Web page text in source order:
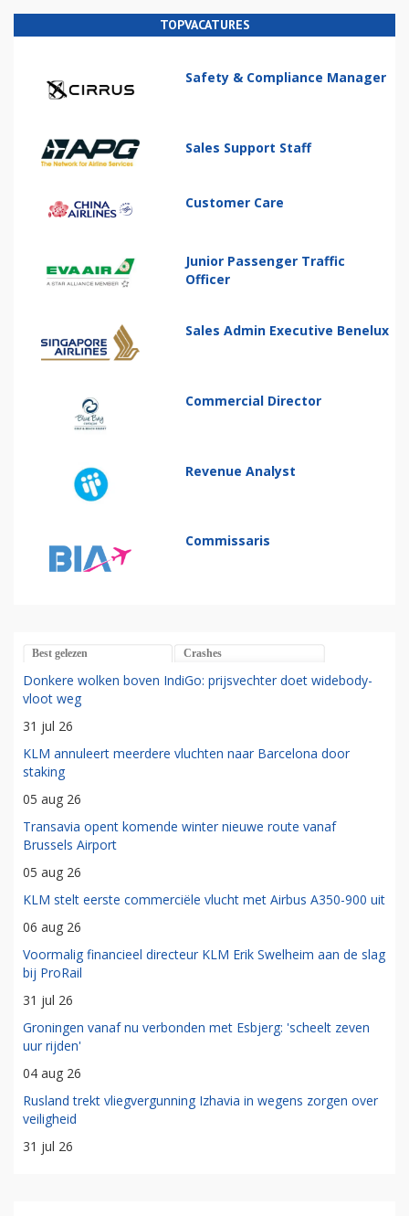
TOPVACATURES
Safety & Compliance Manager
Sales Support Staff
Customer Care
Junior Passenger Traffic
Officer
Sales Admin Executive Benelux
Commercial Director
Revenue Analyst
Commissaris
Best gelezen Crashes
Donkere wolken boven IndiGo: prijsvechter doet widebody-
vloot weg
31 jul 26
KLM annuleert meerdere vluchten naar Barcelona door
staking
05 aug 26
Transavia opent komende winter nieuwe route vanaf
Brussels Airport
05 aug 26
KLM stelt eerste commerciële vlucht met Airbus A350-900 uit
06 aug 26
Voormalig financieel directeur KLM Erik Swelheim aan de slag
bij ProRail
31 jul 26
Groningen vanaf nu verbonden met Esbjerg: 'scheelt zeven
uur rijden'
04 aug 26
Rusland trekt vliegvergunning Izhavia in wegens zorgen over
veiligheid
31 jul 26